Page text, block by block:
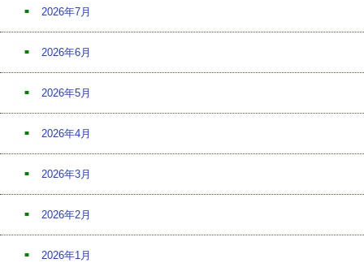
2026年7月
2026年6月
2026年5月
2026年4月
2026年3月
2026年2月
2026年1月